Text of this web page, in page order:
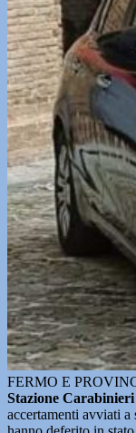
FERMO E
Stazione
accertamenti avviati a